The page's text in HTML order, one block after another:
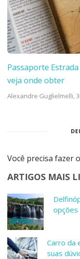
Passaporte
veja onde obter
Alexandre Guglielmelli,
Você precisa fazer o
ARTIGOS MAIS
opções
Carro da
suas